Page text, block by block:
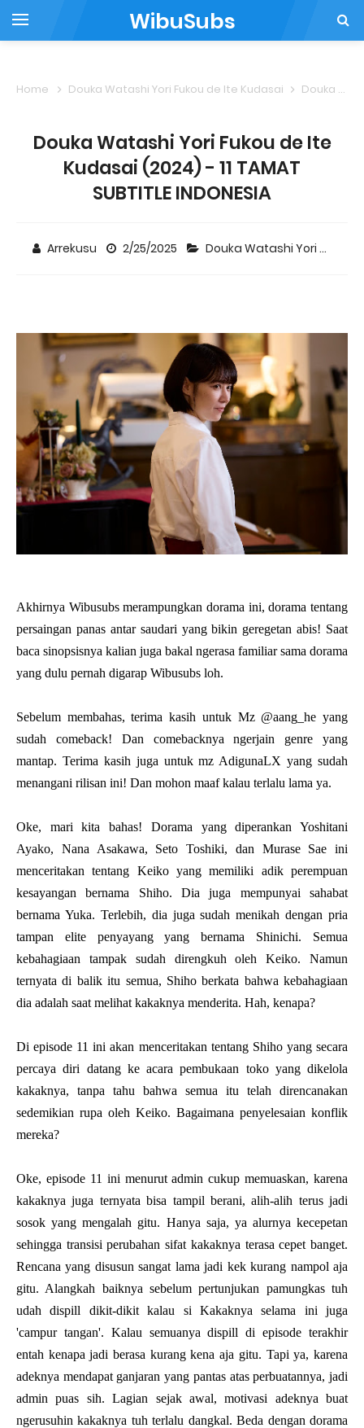
WibuSubs
Home Douka Watashi Yori Fukou de Ite Kudasai Douka Watashi Yori Fukou de Ite Kudasai (2024) - 11 TAMAT SUBTITLE INDONESIA
Douka Watashi Yori Fukou de Ite
Kudasai (2024) - 11 TAMAT
SUBTITLE INDONESIA
Arrekusu 2/25/2025 Douka Watashi Yori Fukou de Ite Kudasai
Akhirnya Wibusubs merampungkan dorama ini, dorama tentang
persaingan panas antar saudari yang bikin geregetan abis! Saat
baca sinopsisnya kalian juga bakal ngerasa familiar sama dorama
yang dulu pernah digarap Wibusubs loh.
Sebelum membahas, terima kasih untuk Mz @aang_he yang
sudah comeback! Dan comebacknya ngerjain genre yang
mantap. Terima kasih juga untuk mz AdigunaLX yang sudah
menangani rilisan ini! Dan mohon maaf kalau terlalu lama ya.
Oke, mari kita bahas! Dorama yang diperankan Yoshitani
Ayako, Nana Asakawa, Seto Toshiki, dan Murase Sae ini
menceritakan tentang Keiko yang memiliki adik perempuan
kesayangan bernama Shiho. Dia juga mempunyai sahabat
bernama Yuka. Terlebih, dia juga sudah menikah dengan pria
tampan elite penyayang yang bernama Shinichi. Semua
kebahagiaan tampak sudah direngkuh oleh Keiko. Namun
ternyata di balik itu semua, Shiho berkata bahwa kebahagiaan
dia adalah saat melihat kakaknya menderita. Hah, kenapa?
Di episode 11 ini akan menceritakan tentang Shiho yang secara
percaya diri datang ke acara pembukaan toko yang dikelola
kakaknya, tanpa tahu bahwa semua itu telah direncanakan
sedemikian rupa oleh Keiko. Bagaimana penyelesaian konflik
mereka?
Oke, episode 11 ini menurut admin cukup memuaskan, karena
kakaknya juga ternyata bisa tampil berani, alih-alih terus jadi
sosok yang mengalah gitu. Hanya saja, ya alurnya kecepetan
sehingga transisi perubahan sifat kakaknya terasa cepet banget.
Rencana yang disusun sangat lama jadi kek kurang nampol aja
gitu. Alangkah baiknya sebelum pertunjukan pamungkas tuh
udah dispill dikit-dikit kalau si Kakaknya selama ini juga
'campur tangan'. Kalau semuanya dispill di episode terakhir
entah kenapa jadi berasa kurang kena aja gitu. Tapi ya, karena
adeknya mendapat ganjaran yang pantas atas perbuatannya, jadi
admin puas sih. Lagian sejak awal, motivasi adeknya buat
ngerusuhin kakaknya tuh terlalu dangkal. Beda dengan dorama